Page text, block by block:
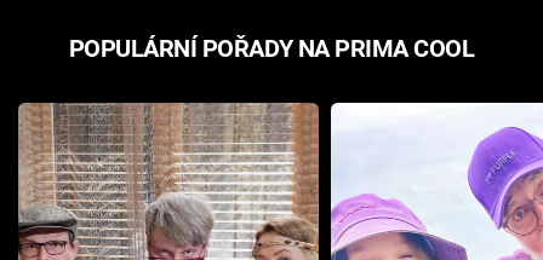
POPULÁRNÍ POŘADY NA PRIMA COOL